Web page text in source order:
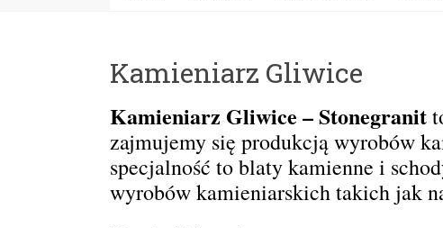
Kamieniarz Gliwice
Kamieniarz Gliwice – Stonegranit
zajmujemy się produkcją wyrobów
specjalność to blaty kamienne i
wyrobów kamieniarskich takich jak